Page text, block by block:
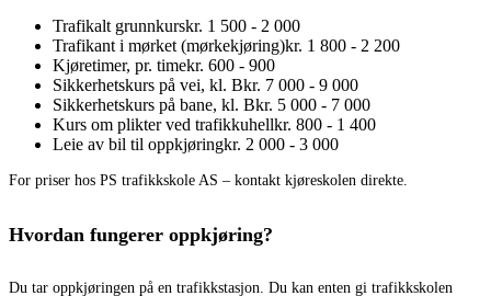
Trafikalt grunnkurskr. 1 500 - 2 000
Trafikant i mørket (mørkekjøring)kr. 1 800 - 2 200
Kjøretimer, pr. timekr. 600 - 900
Sikkerhetskurs på vei, kl. Bkr. 7 000 - 9 000
Sikkerhetskurs på bane, kl. Bkr. 5 000 - 7 000
Kurs om plikter ved trafikkuhellkr. 800 - 1 400
Leie av bil til oppkjøringkr. 2 000 - 3 000
For priser hos PS trafikkskole AS – kontakt kjøreskolen direkte.
Hvordan fungerer oppkjøring?
Du tar oppkjøringen på en trafikkstasjon. Du kan enten gi trafikkskolen